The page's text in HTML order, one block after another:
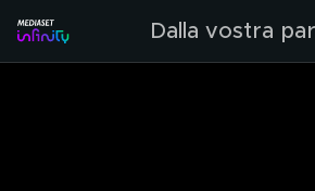
Dalla vostra